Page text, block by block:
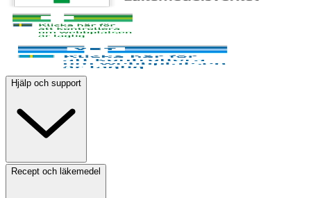
Hjälp och support
Recept och läkemedel